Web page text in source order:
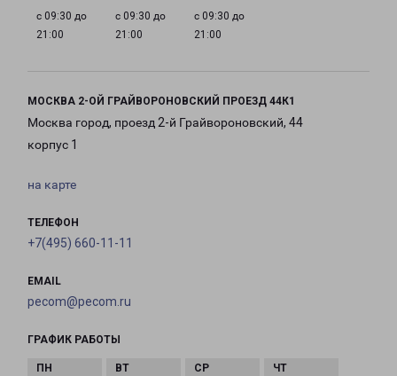
с 09:30 до
21:00
с 09:30 до
21:00
с 09:30 до
21:00
МОСКВА 2-ОЙ ГРАЙВОРОНОВСКИЙ ПРОЕЗД 44К1
Москва город, проезд 2-й Грайвороновский, 44
корпус 1
на карте
ТЕЛЕФОН
+7(495) 660-11-11
EMAIL
pecom@pecom.ru
ГРАФИК РАБОТЫ